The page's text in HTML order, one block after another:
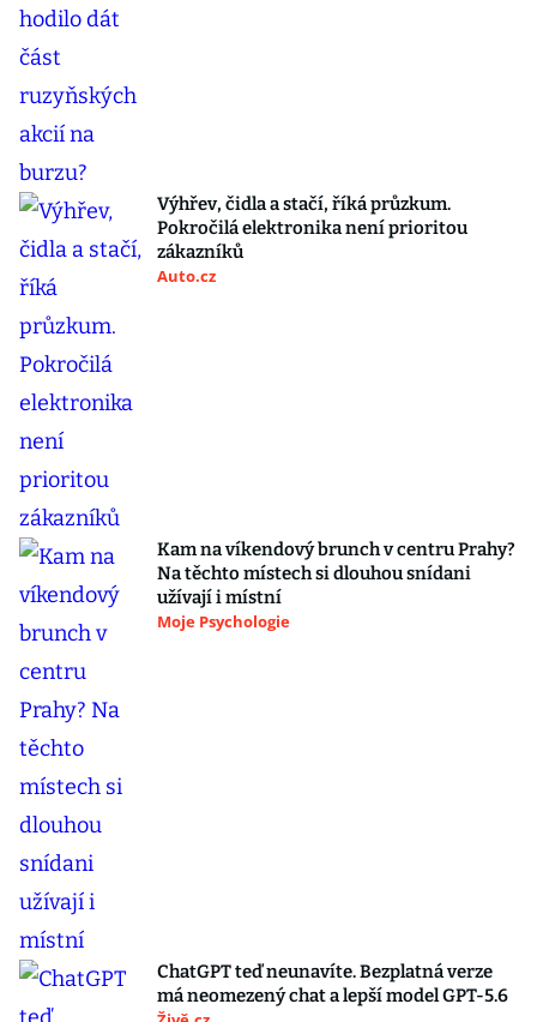
Výhřev, čidla a stačí, říká průzkum.
Pokročilá elektronika není prioritou
zákazníků
Auto.cz
Kam na víkendový brunch v centru Prahy?
Na těchto místech si dlouhou snídani
užívají i místní
Moje Psychologie
ChatGPT teď neunavíte. Bezplatná verze
má neomezený chat a lepší model GPT-5.6